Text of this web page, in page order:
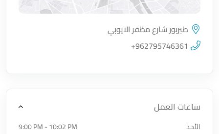
اضغط لتحميل الموقع
طبربور شارع مظفر الايوبي
+962795746361
ساعات العمل
الأحد
9:00 PM - 10:02 PM